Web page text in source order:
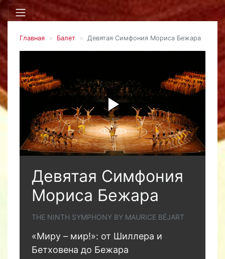
Главная Балет Девятая Симфония Мориса Бежара
Девятая Симфония
Мориса Бежара
THE NINTH SYMPHONY BY MAURICE BÉJART
«Миру – мир!»: от Шиллера и
Бетховена до Бежара